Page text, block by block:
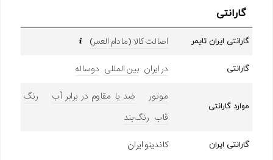
گارانتی
گارانتی ایران تایمر اصالت کالا (مادام العمر)
گارانتی در ایران بین المللی دوساله
موارد گارانتی
موتور ضد یا مقاوم در برابر آب
رنگ
قاب رنگ بند
گارانتی ایران کاندینو ایران